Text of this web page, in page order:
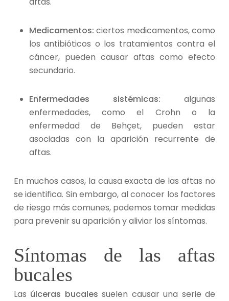
Medicamentos:ciertos medicamentos, como
los antibióticos o los tratamientos contra el
cáncer, pueden causar aftas como efecto
secundario.
Enfermedades sistémicas:algunas
enfermedades, como el Crohn o la
enfermedad de Behçet, pueden estar
asociadas con la aparición recurrente de
aftas.
En muchos casos, la causa exacta de las aftas no
se identifica. Sin embargo, al conocer los factores
de riesgo más comunes, podemos tomar medidas
para prevenir su aparición y aliviar los síntomas.
Síntomas de las aftas
bucales
Las úlceras bucalessuelen causar una serie de